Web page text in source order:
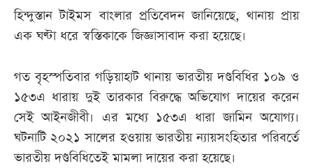
হিন্দুস্তান টাইমস বাংলার প্রতিবেদন জানিয়েছে, থানায় প্রায়
এক ঘণ্টা ধরে স্বস্তিকাকে জিজ্ঞাসাবাদ করা হয়েছে।
গত বৃহস্পতিবার গড়িয়াহাট থানায় ভারতীয় দণ্ডবিধির ১০৯ ও
১৫৩এ ধারায় দুই তারকার বিরুদ্ধে অভিযোগ দায়ের করেন
সেই আইনজীবী। এর মধ্যে ১৫৩এ ধারা জামিন অযোগ্য।
ঘটনাটি ২০২১ সালের হওয়ায় ভারতীয় ন্যায়সংহিতার পরিবর্তে
ভারতীয় দণ্ডবিধিতেই মামলা দায়ের করা হয়েছে।